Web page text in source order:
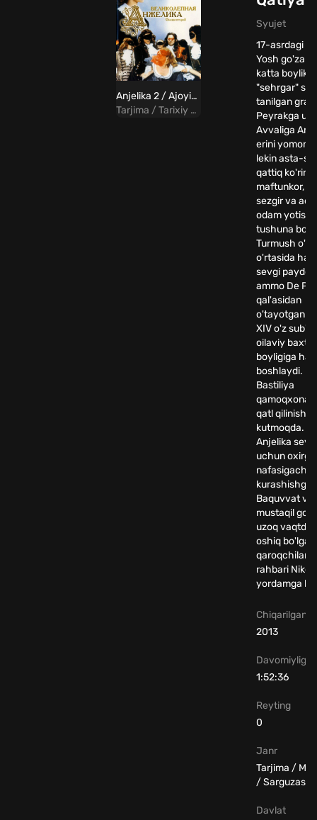
Anjelika 2 / Ajoyib anjelika Uzbek tilida
Tarjima / Tarixiy / Melodrama / Sarguzasht
Syujet
17-asrdagi
Yosh go'zal
katta
"sehrgar"
tanilgan graf
Peyrakga
Avvaliga
erini yomon
lekin asta-
qattiq
maftunkor,
sezgir va
odam
tushuna
Turmush
o'rtasida
sevgi paydo
ammo De
qal'asidan
o'tayotgan
XIV o'z
oilaviy
boyligiga
boshlaydi.
Bastiliya
qatl qilinishini
kutmoqda.
Anjelika
uchun oxirgi
nafasigacha
kurashishga
Baquvvat va
mustaqil
uzoq
oshiq
rahbari
yordamga
Chiqarilgan
2013
Janr
Tarjima /
/ Sarguzasht
Davomiyligi
1:52:36
Davlat
Reyting
0